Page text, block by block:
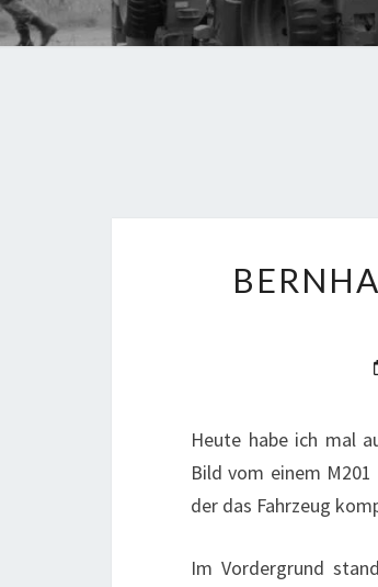
Heute habe ich mal
Bild vom einem
der das Fahrzeug
Im Vordergrund